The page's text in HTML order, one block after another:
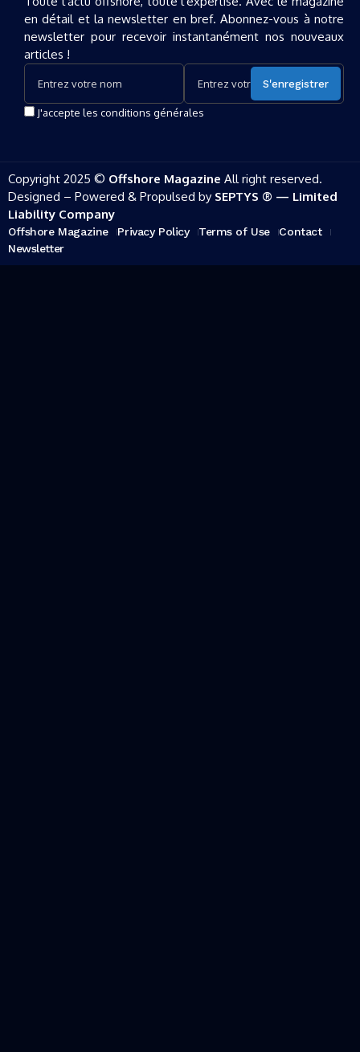
en détail et la newsletter en bref. Abonnez-vous à notre
newsletter pour recevoir instantanément nos nouveaux
articles !
J'accepte les conditions générales
Copyright 2025 © Offshore Magazine All right reserved.
Designed – Powered & Propulsed by SEPTYS ® — Limited
Liability Company
Offshore Magazine Privacy Policy Terms of Use
Contact
Newsletter